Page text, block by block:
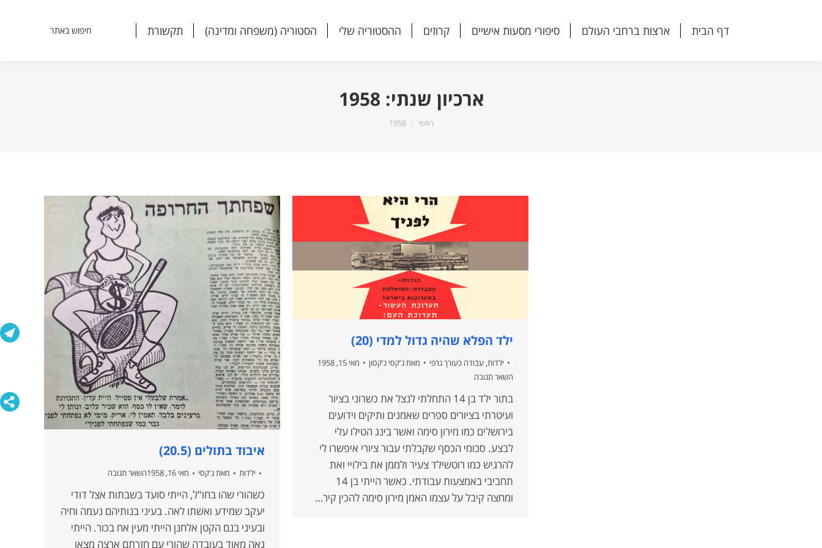
דף הבית ארצות ברחבי העולם סיפורי מסעות אישיים קרוזים ההסטוריה שלי הסטוריה (משפחה ומדינה) תקשורת Search:
חיפוש באתר
ארכיון שנתי: 1958
הנך נמצא כאן:
ראשי 1958
איבוד בתולים (20.5)
ילדות מאתג'קסי מאי 16, 1958 השאר תגובה
כשהורי שהו בחו"ל, הייתי סועד בשבתות אצל דודי
יעקב שמידע ואשתו לאה. בעיני בנותיהם נעמה וחיה
ובעיני בנם הקטן אלחנן הייתי מעין אח בכור. הייתי
גאה מאוד בעובדה שהורי עם חזרתם ארצה מצאו
ילד הפלא שהיה גדול למדי (20)
ילדות, עבודה כעורך גרפי מאתג'קסי ג'קסון
מאי 15, 1958
השאר תגובה
בתור ילד בן 14 התחלתי לנצל את כשרוני בציור
ועיטרתי בציורים ספרים שאמנים ותיקים וידועים
בירושלים כמו מירון סימה ואשר בינג הטילו עלי
לבצע. סכומי הכסף שקבלתי עבור ציורי איפשרו לי
להרגיש כמו רוטשילד צעיר ולממן את בילויי ואת
תחביבי באמצעות עבודתי. כאשר הייתי בן 14
ומחצה קיבל על עצמו האמן מירון סימה להכין קיר…